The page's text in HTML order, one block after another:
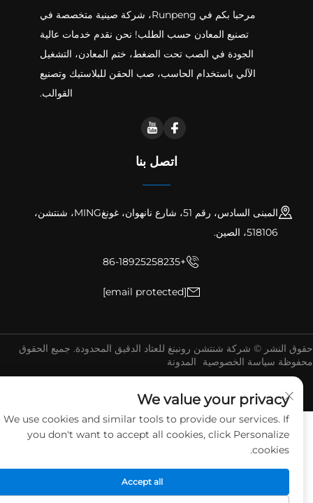
مرحبا بكم في Runpeng، شركة صينية متخصصة في
تصنيع المعادن حسب الطلب! نحن نقدم خدمات عالية
الجودة في الصب تحت الضغط، ختم المعادن، التشغيل
الآلي باستخدام الحاسب، صب الحقن للبلاستيك وتصنيع
القوالب.
اتصل بنا
المبنى السادس، رقم 51، شارع نانهوان، غونغMING، شنتشن،
518106، الصين.
+86-18925258235
[email protected]
النشر © شركة شنتشن رونبنغ للعتاد الدقيق المحدودة. جميع الحقوق
سياسة الخصوصية المدونة
We value your privacy
We use cookies and similar tools to provide our services. If
you don't want to accept all cookies, click Personalize
cookies.
Accept all